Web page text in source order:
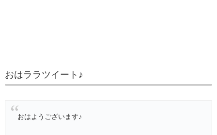
おはララツイート♪
おはようございます♪